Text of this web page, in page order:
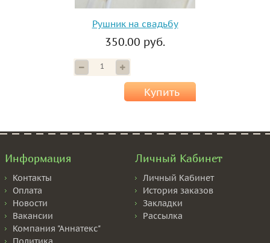
Рушник на свадьбу
350.00 руб.
Купить
Информация
Контакты
Оплата
Новости
Вакансии
Компания "Аннатекс"
Личный Кабинет
Личный Кабинет
История заказов
Закладки
Рассылка